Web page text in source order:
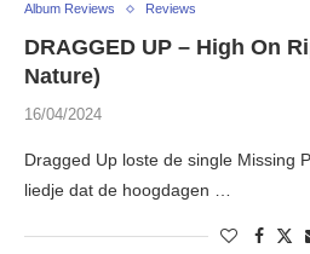
Album Reviews Reviews
DRAGGED UP – High On
Nature)
16/04/2024
Dragged Up loste de single Missing
liedje dat de hoogdagen …